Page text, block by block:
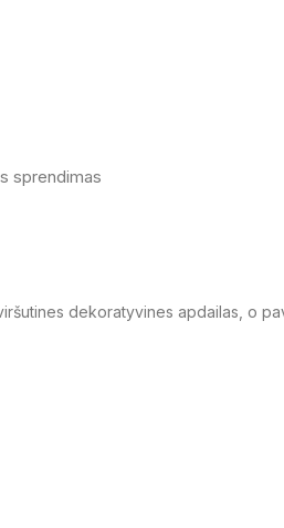
dekoratyvines apdailas, o